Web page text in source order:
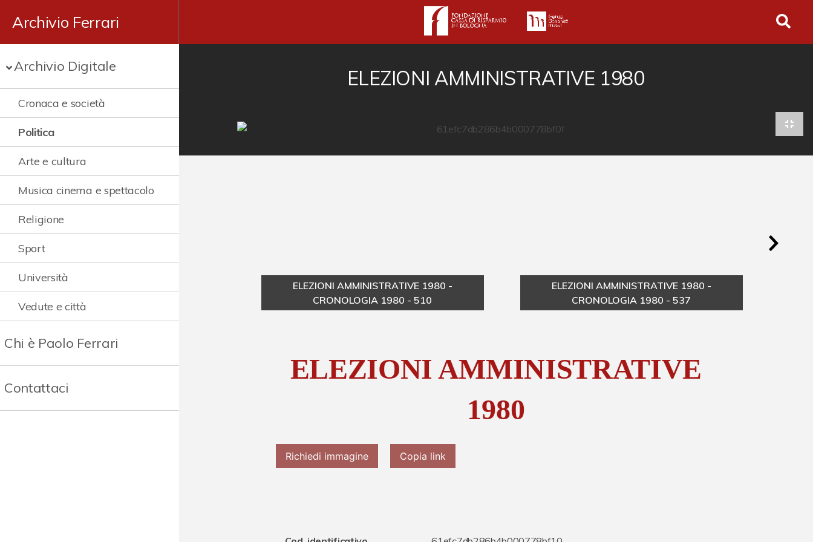
Archivio Ferrari
Archivio Digitale
Cronaca e società
Politica
Arte e cultura
Musica cinema e spettacolo
Religione
Sport
Università
Vedute e città
Chi è Paolo Ferrari
Contattaci
ELEZIONI AMMINISTRATIVE 1980
ELEZIONI AMMINISTRATIVE 1980 -
CRONOLOGIA 1980 - 510
ELEZIONI AMMINISTRATIVE 1980 -
CRONOLOGIA 1980 - 537
ELEZIONI AMMINISTRATIVE
1980
Richiedi immagine Copia link